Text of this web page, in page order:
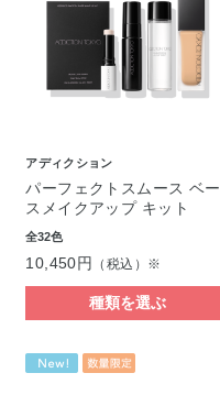
アディクション
パーフェクトスムース ベー
スメイクアップ キット
全32色
10,450円 （税込）※
種類を選ぶ